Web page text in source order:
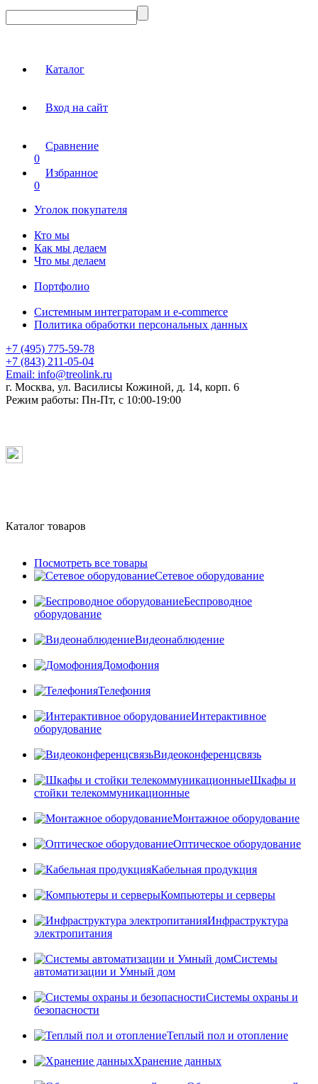
Каталог
Вход на сайт
Сравнение
0
Избранное
0
Уголок покупателя
Кто мы
Как мы делаем
Что мы делаем
Портфолио
Системным интеграторам и e-commerce
Политика обработки персональных данных
+7 (495) 775-59-78
+7 (843) 211-05-04
Email: info@treolink.ru
г. Москва, ул. Василисы Кожиной, д. 14, корп. 6
Режим работы: Пн-Пт, с 10:00-19:00
Каталог товаров
Посмотреть все товары
Сетевое оборудование
Беспроводное
оборудование
Видеонаблюдение
Домофония
Телефония
Интерактивное
оборудование
Видеоконференцсвязь
Шкафы и
стойки телекоммуникационные
Монтажное оборудование
Оптическое оборудование
Кабельная продукция
Компьютеры и серверы
Инфраструктура
электропитания
Системы
автоматизации и Умный дом
Системы охраны и
безопасности
Теплый пол и отопление
Хранение данных